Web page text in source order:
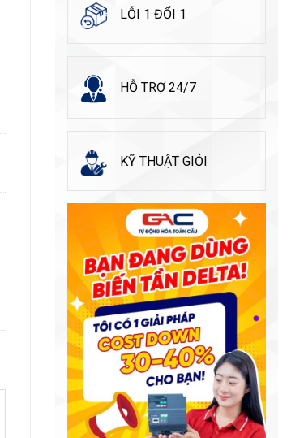
LỖI 1 ĐỔI 1
HỖ TRỢ 24/7
KỸ THUẬT GIỎI